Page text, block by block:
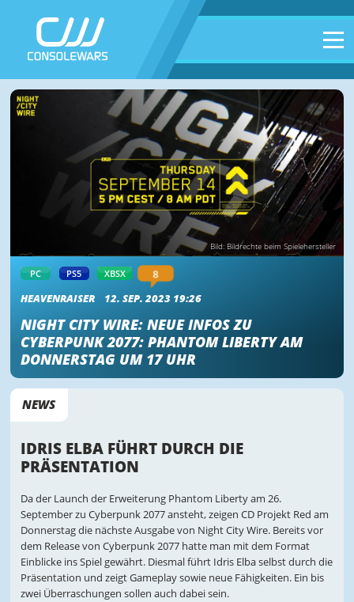
Bild: Bildrechte beim Spielehersteller
PC PS5 XBSX
8
HEAVENRAISER
12. SEP. 2023 19:26
NIGHT CITY WIRE: NEUE INFOS ZU
CYBERPUNK 2077: PHANTOM LIBERTY AM
DONNERSTAG UM 17 UHR
NEWS
IDRIS ELBA FÜHRT DURCH DIE
PRÄSENTATION
Da der Launch der Erweiterung Phantom Liberty am 26.
September zu Cyberpunk 2077 ansteht, zeigen CD Projekt Red am
Donnerstag die nächste Ausgabe von Night City Wire. Bereits vor
dem Release von Cyberpunk 2077 hatte man mit dem Format
Einblicke ins Spiel gewährt. Diesmal führt Idris Elba selbst durch die
Präsentation und zeigt Gameplay sowie neue Fähigkeiten. Ein bis
zwei Überraschungen sollen auch dabei sein.